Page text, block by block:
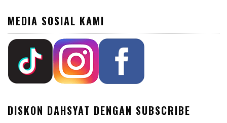
MEDIA SOSIAL KAMI
DISKON DAHSYAT DENGAN SUBSCRIBE